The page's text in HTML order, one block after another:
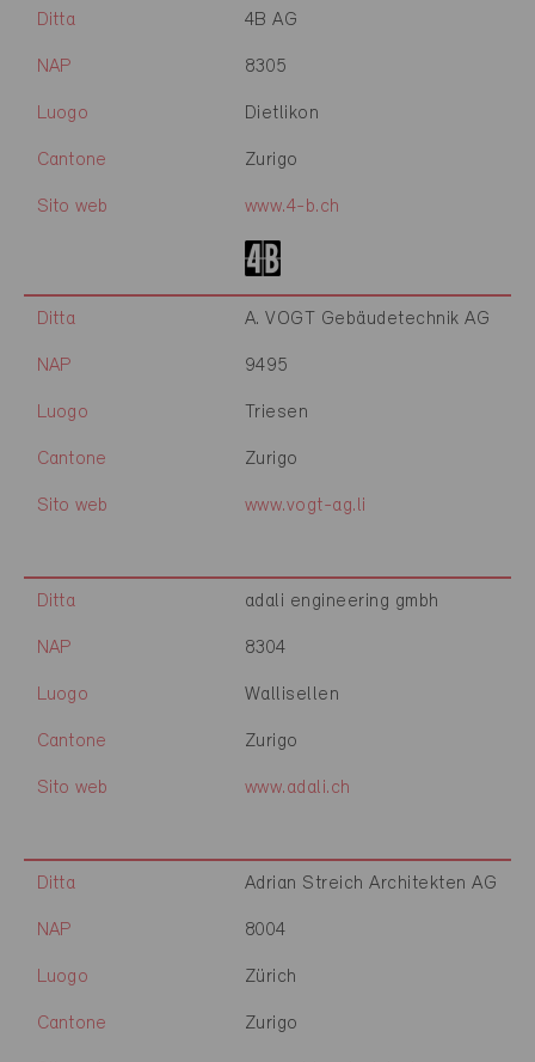
Ditta 4B AG
NAP 8305
Luogo Dietlikon
Cantone Zurigo
Sito web www.4-b.ch
Ditta A. VOGT Gebäudetechnik AG
NAP 9495
Luogo Triesen
Cantone Zurigo
Sito web www.vogt-ag.li
Ditta adali engineering gmbh
NAP 8304
Luogo Wallisellen
Cantone Zurigo
Sito web www.adali.ch
Ditta Adrian Streich Architekten AG
NAP 8004
Luogo Zürich
Cantone Zurigo